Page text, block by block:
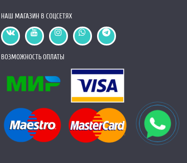
НАШ МАГАЗИН В СОЦСЕТЯХ
ВОЗМОЖНОСТЬ ОПЛАТЫ